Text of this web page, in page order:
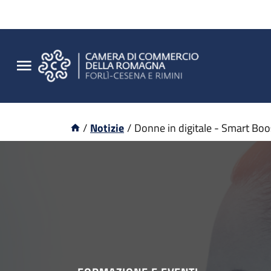
/ Notizie/ Donne in digitale - Smart